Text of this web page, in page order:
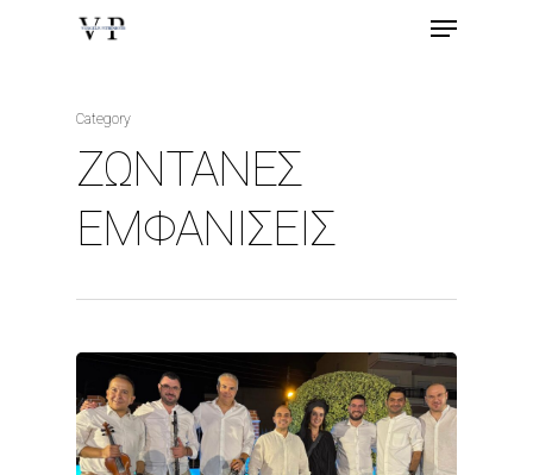
Category
ΖΩΝΤΑΝΕΣ
ΕΜΦΑΝΙΣΕΙΣ